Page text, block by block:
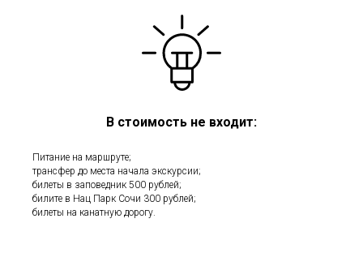
В стоимость не входит:
Питание на маршруте;
трансфер до места начала экскурсии;
билеты в заповедник 500 рублей;
билите в Нац Парк Сочи 300 рублей;
билеты на канатную дорогу.